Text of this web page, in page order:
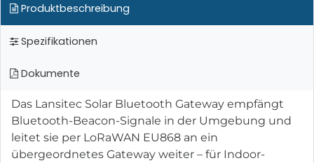
Produktbeschreibung
Spezifikationen
Dokumente
Das Lansitec Solar Bluetooth Gateway empfängt
Bluetooth-Beacon-Signale in der Umgebung und
leitet sie per LoRaWAN EU868 an ein
übergeordnetes Gateway weiter – für Indoor-